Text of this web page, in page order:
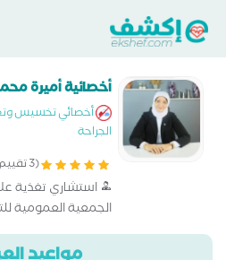
أخصائية أميرة
أخصائي تخسيس
الجراحة
(3 تقييم)
استشاري تغذية
الجمعية العمومية